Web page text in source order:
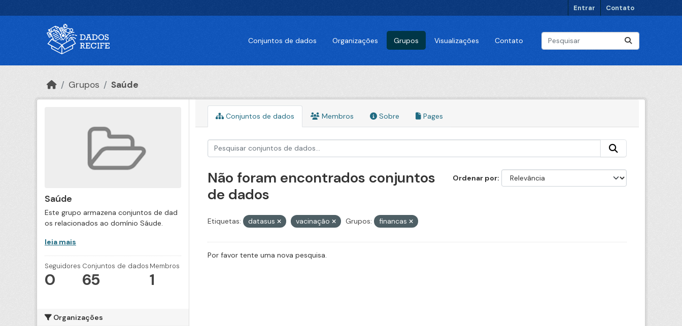
Entrar Contato
Conjuntos de dados Organizações Grupos Visualizações Contato
Grupos Saúde
Saúde
Este grupo armazena conjuntos de dad
os relacionados ao domínio Sáude.
leia mais
Seguidores
0
Conjuntos de dados
65
Membros
1
Organizações
Conjuntos de dados Membros Sobre Pages
Ordenar por
Não foram encontrados conjuntos
de dados
Etiquetas: datasus vacinação Grupos: financas
Por favor tente uma nova pesquisa.